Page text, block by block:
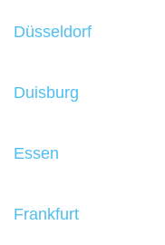
Düsseldorf
Duisburg
Essen
Frankfurt